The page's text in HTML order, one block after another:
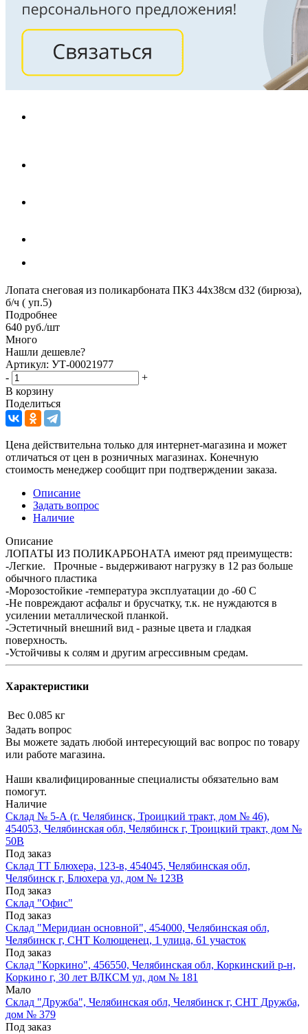
Лопата снеговая из поликарбоната ПК3 44х38см d32 (бирюза),
б/ч ( уп.5)
Подробнее
640 руб./шт
Много
Нашли дешевле?
Артикул: УТ-00021977
-
+
В корзину
Поделиться
Цена действительна только для интернет-магазина и может
отличаться от цен в розничных магазинах. Конечную
стоимость менеджер сообщит при подтверждении заказа.
Описание
Задать вопрос
Наличие
Описание
ЛОПАТЫ ИЗ ПОЛИКАРБОНАТА имеют ряд преимуществ:
-Легкие. Прочные - выдерживают нагрузку в 12 раз больше
обычного пластика
-Морозостойкие -температура эксплуатации до -60 С
-Не повреждают асфальт и брусчатку, т.к. не нуждаются в
усилении металлической планкой.
-Эстетичный внешний вид - разные цвета и гладкая
поверхность.
-Устойчивы к солям и другим агрессивным средам.
Характеристики
Вес 0.085 кг
Задать вопрос
Вы можете задать любой интересующий вас вопрос по товару
или работе магазина.
Наши квалифицированные специалисты обязательно вам
помогут.
Наличие
Склад № 5-А (г. Челябинск, Троицкий тракт, дом № 46),
454053, Челябинская обл, Челябинск г, Троицкий тракт, дом №
50В
Под заказ
Склад ТТ Блюхера, 123-в, 454045, Челябинская обл,
Челябинск г, Блюхера ул, дом № 123В
Под заказ
Склад "Офис"
Под заказ
Склад "Меридиан основной", 454000, Челябинская обл,
Челябинск г, СНТ Колющенец, 1 улица, 61 участок
Под заказ
Склад "Коркино", 456550, Челябинская обл, Коркинский р-н,
Коркино г, 30 лет ВЛКСМ ул, дом № 181
Мало
Склад "Дружба", Челябинская обл, Челябинск г, СНТ Дружба,
дом № 379
Под заказ